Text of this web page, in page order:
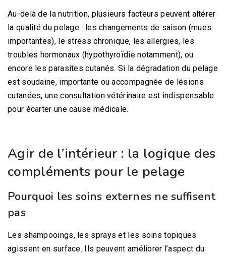
Au-delà de la nutrition, plusieurs facteurs peuvent altérer
la qualité du pelage : les changements de saison (mues
importantes), le stress chronique, les allergies, les
troubles hormonaux (hypothyroïdie notamment), ou
encore les parasites cutanés. Si la dégradation du pelage
est soudaine, importante ou accompagnée de lésions
cutanées, une consultation vétérinaire est indispensable
pour écarter une cause médicale.
Agir de l’intérieur : la logique des
compléments pour le pelage
Pourquoi les soins externes ne suffisent
pas
Les shampooings, les sprays et les soins topiques
agissent en surface. Ils peuvent améliorer l’aspect du